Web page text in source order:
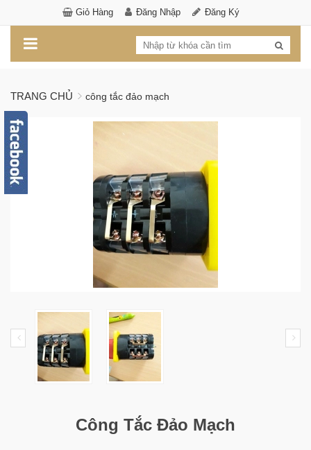
Giỏ Hàng Đăng Nhập Đăng Ký
TRANG CHỦ công tắc đảo mạch
Công Tắc Đảo Mạch